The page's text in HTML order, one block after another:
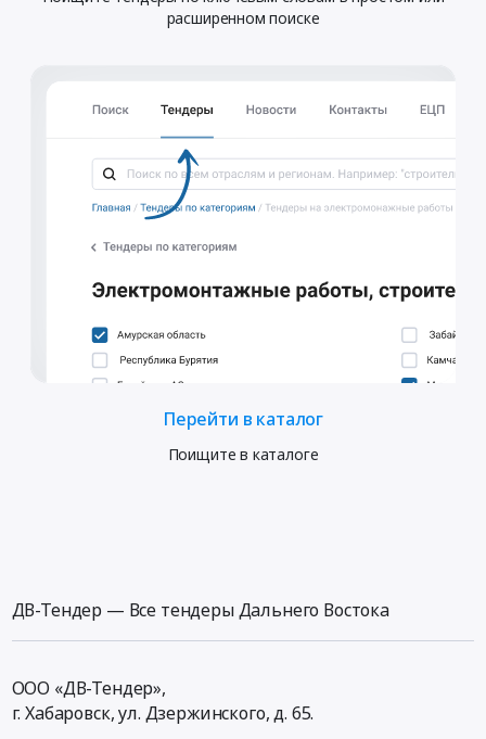
расширенном поиске
Перейти в каталог
Поищите в каталоге
ДВ-Тендер — Все тендеры Дальнего Востока
ООО «ДВ-Тендер»,
г. Хабаровск,ул. Дзержинского, д. 65.